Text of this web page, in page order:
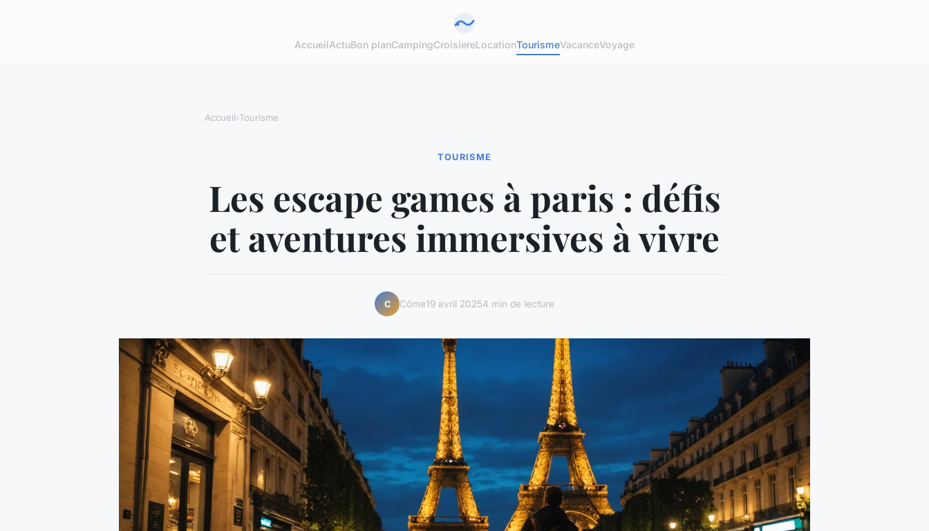
AccueilActuBon planCampingCroisiereLocationTourismeVacanceVoyage
Accueil›Tourisme
TOURISME
Les escape games à paris : défis
et aventures immersives à vivre
C Côme19 avril 20254 min de lecture